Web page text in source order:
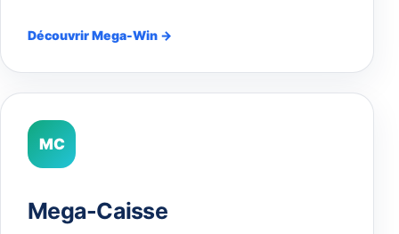
Découvrir Mega-Win →
MC
Mega-Caisse